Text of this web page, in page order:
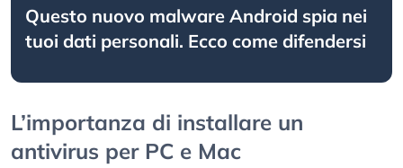
Questo nuovo malware Android spia nei
tuoi dati personali. Ecco come difendersi
L’importanza di installare un
antivirus per PC e Mac